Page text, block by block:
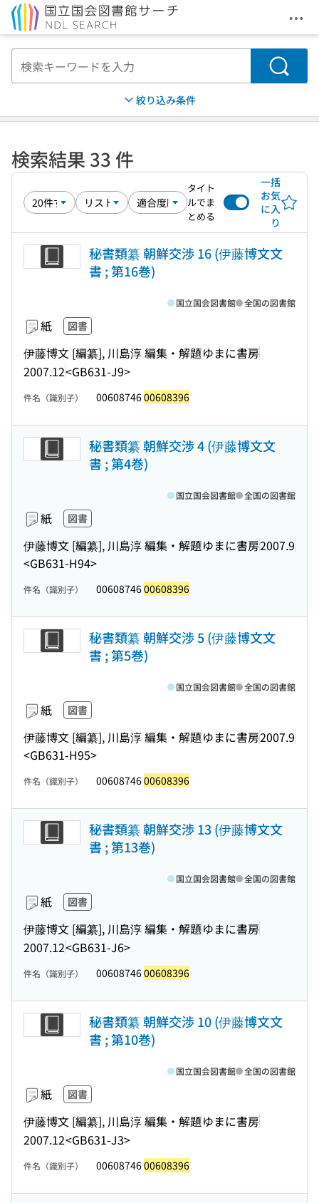
メ
検索
絞り込み条件
検索結果 33 件
タイト
ルでま
とめる
一括
お気
に入
り
秘書類纂 朝鮮交渉 16 (伊藤博文文
書 ; 第16巻)
紙 図書
伊藤博文 [編纂], 川島淳 編集・解題ゆまに書房
2007.12<GB631-J9>
国立国会図書館 全国の図書館
件名（識別子） 0060874600608396
秘書類纂 朝鮮交渉 4 (伊藤博文文
書 ; 第4巻)
紙 図書
伊藤博文 [編纂], 川島淳 編集・解題ゆまに書房2007.9
<GB631-H94>
国立国会図書館 全国の図書館
件名（識別子） 0060874600608396
秘書類纂 朝鮮交渉 5 (伊藤博文文
書 ; 第5巻)
紙 図書
伊藤博文 [編纂], 川島淳 編集・解題ゆまに書房2007.9
<GB631-H95>
国立国会図書館 全国の図書館
件名（識別子） 0060874600608396
秘書類纂 朝鮮交渉 13 (伊藤博文文
書 ; 第13巻)
紙 図書
伊藤博文 [編纂], 川島淳 編集・解題ゆまに書房
2007.12<GB631-J6>
国立国会図書館 全国の図書館
件名（識別子） 0060874600608396
秘書類纂 朝鮮交渉 10 (伊藤博文文
書 ; 第10巻)
紙 図書
伊藤博文 [編纂], 川島淳 編集・解題ゆまに書房
2007.12<GB631-J3>
国立国会図書館 全国の図書館
件名（識別子） 0060874600608396